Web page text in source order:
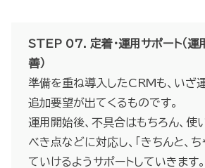
STEP 07. 定着・運用サポート（運
善）
準備を重ね導入したCRMも、いざ
追加要望が出てくるものです。
運用開始後、不具合はもちろん、使
べき点などに対応し、「きちんと、ち
ていけるようサポートしていきます。